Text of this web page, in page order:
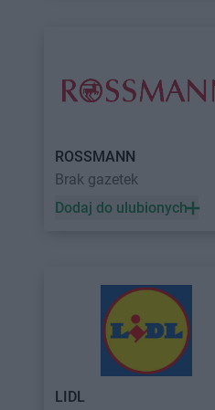
ROSSMANN
Brak gazetek
Dodaj do ulubionych
LIDL